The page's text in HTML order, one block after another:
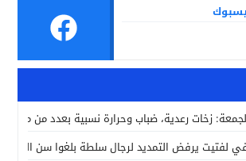
زخات رعدية، ضباب وحرارة نسبية بعدد من مدن
لفتيت يرفض التمديد لرجال سلطة بلغوا سن التقاعد